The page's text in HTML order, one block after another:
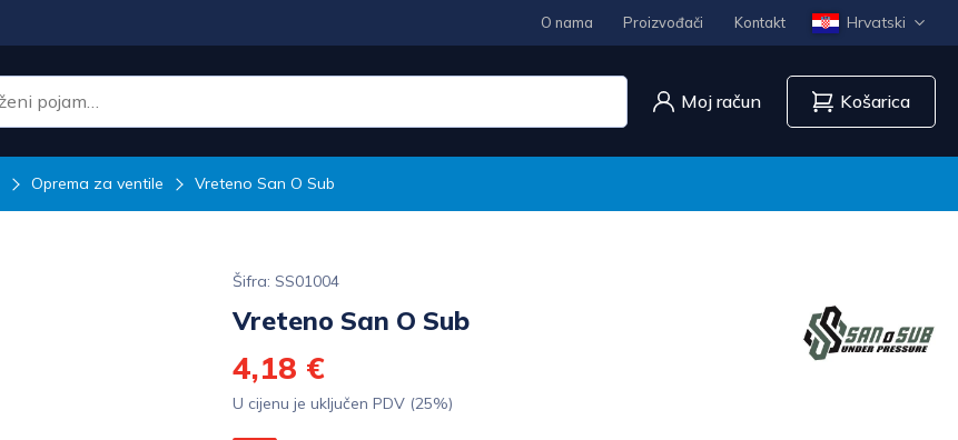
O nama Proizvođači Kontakt Hrvatski
Moj račun Košarica
Oprema za ventile Vreteno San O Sub
Šifra: SS01004
Vreteno San O Sub
4,18 €
U cijenu je uključen PDV (25%)